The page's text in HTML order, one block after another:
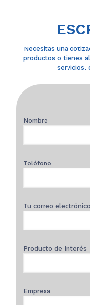
Necesitas una
productos o tienes
servicios,
Nombre
Teléfono
Tu correo electrónico
Producto de Interés
Empresa